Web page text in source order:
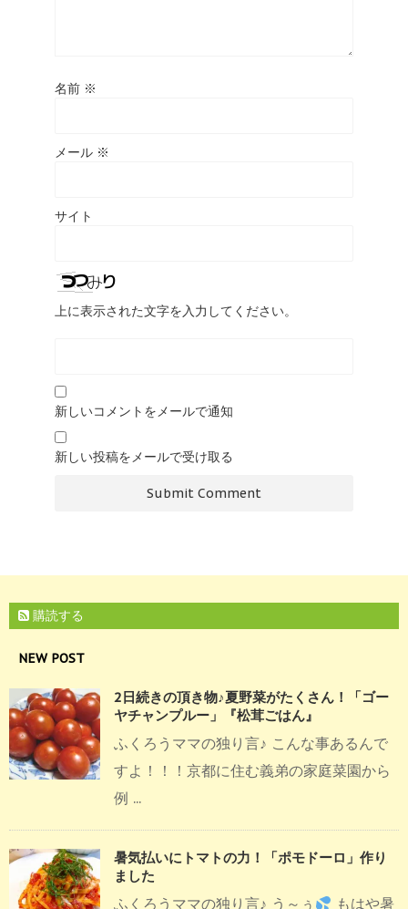
名前 ※
メール ※
サイト
上に表示された文字を入力してください。
新しいコメントをメールで通知
新しい投稿をメールで受け取る
購読する
NEW POST
2日続きの頂き物♪夏野菜がたくさん！「ゴー
ヤチャンプルー」『松茸ごはん』
ふくろうママの独り言♪ こんな事あるんで
すよ！！！京都に住む義弟の家庭菜園から
例 ...
暑気払いにトマトの力！「ポモドーロ」作り
ました
ふくろうママの独り言♪ う～ぅ もはや暑